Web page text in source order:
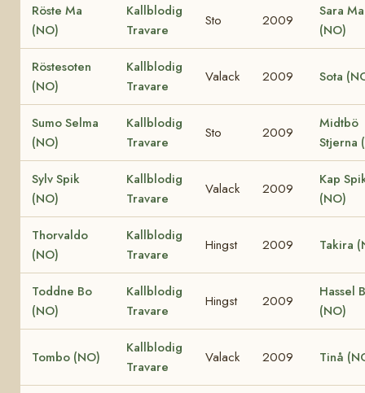
Röste Ma
(NO)
Kallblodig
Travare
Sto 2009
Sara
(NO)
Röstesoten
(NO)
Kallblodig
Travare
Valack 2009 Sota
Sumo Selma
(NO)
Kallblodig
Travare
Sto 2009
Midtbö
Stjerna
Sylv Spik
(NO)
Kallblodig
Travare
Valack 2009
Kap
(NO)
Thorvaldo
(NO)
Kallblodig
Travare
Hingst 2009 Takira
Toddne Bo
(NO)
Kallblodig
Travare
Hingst 2009
Hassel
(NO)
Tombo (NO)
Kallblodig
Travare
Valack 2009 Tinå